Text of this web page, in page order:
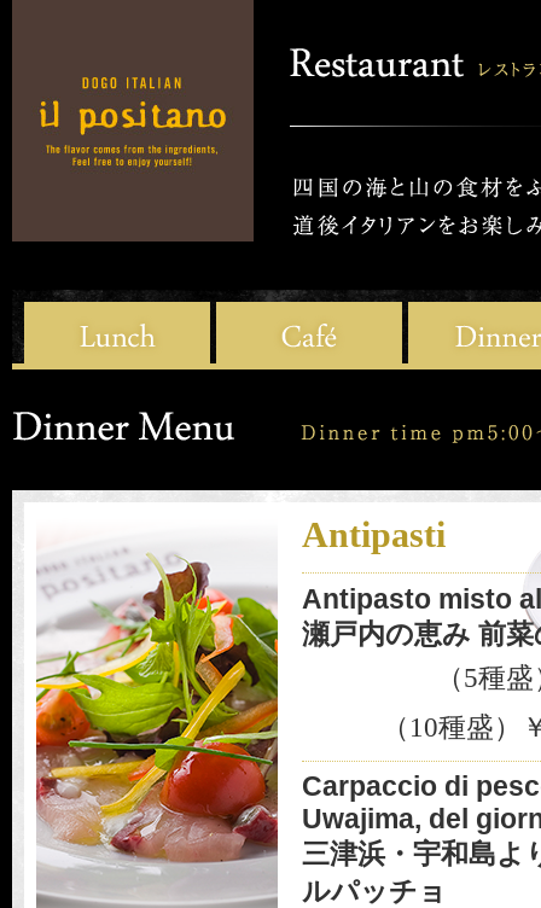
Antipasti
Antipasto misto
瀬戸内の恵み 前
（5種
（10種盛）
Carpaccio di
Uwajima, del
三津浜・宇和島よ
ルパッチョ